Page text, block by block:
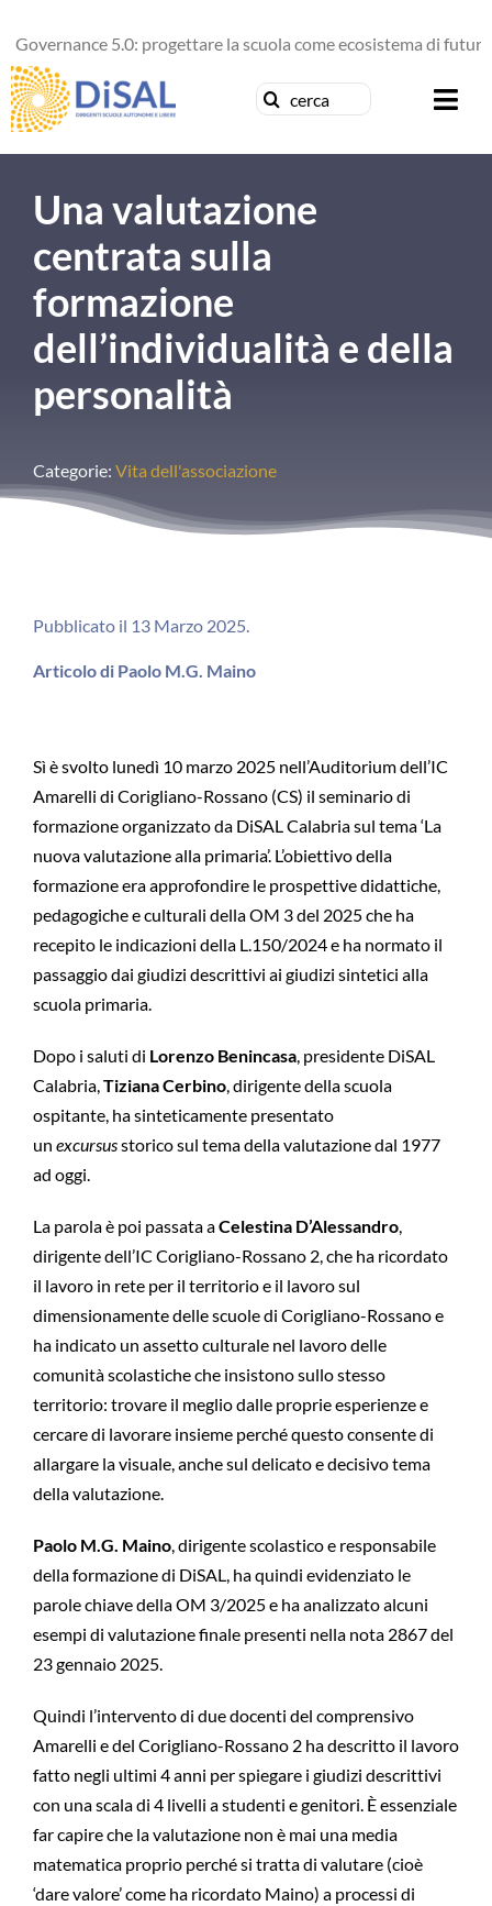
contenuto
5.0: progettare la scuola come ecosistema di futuro
Cerca
Formazione
Concorsi
Contattaci
Una valutazione
centrata sulla
formazione
dell’individualità e della
personalità
Categorie: Vita dell'associazione
Pubblicato il 13 Marzo 2025.
Articolo di Paolo M.G. Maino
Sì è svolto lunedì 10 marzo 2025 nell’Auditorium dell’IC
Amarelli di Corigliano-Rossano (CS) il seminario di
formazione organizzato da DiSAL Calabria sul tema ‘La
nuova valutazione alla primaria’. L’obiettivo della
formazione era approfondire le prospettive didattiche,
pedagogiche e culturali della OM 3 del 2025 che ha
recepito le indicazioni della L.150/2024 e ha normato il
passaggio dai giudizi descrittivi ai giudizi sintetici alla
scuola primaria.
Dopo i saluti di Lorenzo Benincasa, presidente DiSAL
Calabria,Tiziana Cerbino, dirigente della scuola
ospitante, ha sinteticamente presentato
un excursusstorico sul tema della valutazione dal 1977
ad oggi.
La parola è poi passata aCelestina D’Alessandro,
dirigente dell’IC Corigliano-Rossano 2, che ha ricordato
il lavoro in rete per il territorio e il lavoro sul
dimensionamente delle scuole di Corigliano-Rossano e
ha indicato un assetto culturale nel lavoro delle
comunità scolastiche che insistono sullo stesso
territorio: trovare il meglio dalle proprie esperienze e
cercare di lavorare insieme perché questo consente di
allargare la visuale, anche sul delicato e decisivo tema
della valutazione.
Paolo M.G. Maino, dirigente scolastico e responsabile
della formazione di DiSAL, ha quindi evidenziato le
parole chiave della OM 3/2025 e ha analizzato alcuni
esempi di valutazione finale presenti nella nota 2867 del
23 gennaio 2025.
Quindi l’intervento di due docenti del comprensivo
Amarelli e del Corigliano-Rossano 2 ha descritto il lavoro
fatto negli ultimi 4 anni per spiegare i giudizi descrittivi
con una scala di 4 livelli a studenti e genitori. È essenziale
far capire che la valutazione non è mai una media
matematica proprio perché si tratta di valutare (cioè
‘dare valore’ come ha ricordato Maino) a processi di